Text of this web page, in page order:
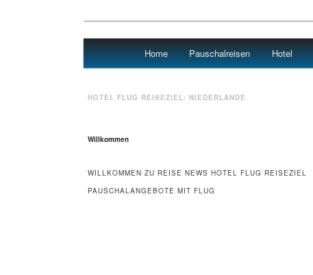
Urlaub
Main menu
Skip to primary content
Skip to secondary content
Home Pauschalreisen Hotel
HOTEL FLUG REISEZIEL: NIEDERLANDE
Willkommen
WILLKOMMEN ZU REISE NEWS HOTEL FLUG REISEZIEL
PAUSCHALANGEBOTE MIT FLUG